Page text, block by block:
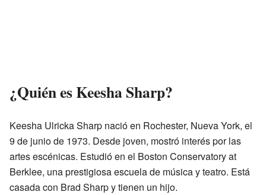
¿Quién es Keesha Sharp?
Keesha Ulricka Sharp nació en Rochester, Nueva York, el
9 de junio de 1973. Desde joven, mostró interés por las
artes escénicas. Estudió en el Boston Conservatory at
Berklee, una prestigiosa escuela de música y teatro. Está
casada con Brad Sharp y tienen un hijo.